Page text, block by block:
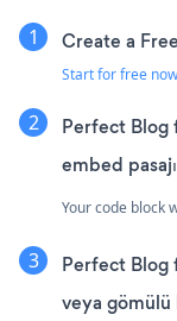
Create a
Start for free now
Perfect Blog
embed
Your code block
Perfect Blog
veya gömülü